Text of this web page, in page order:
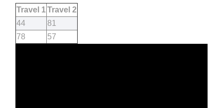
Travel 1Travel 2
44
81
78
57